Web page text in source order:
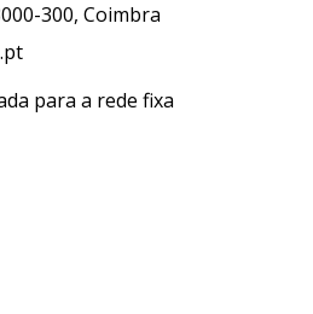
300, Coimbra
para a rede fixa